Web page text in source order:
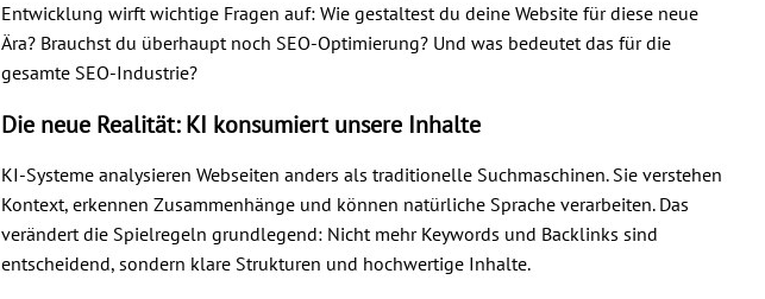
Entwicklung wirft wichtige Fragen auf: Wie gestaltest du deine Website für diese neue
Ära? Brauchst du überhaupt noch SEO-Optimierung? Und was bedeutet das für die
gesamte SEO-Industrie?
Die neue Realität: KI konsumiert unsere Inhalte
KI-Systeme analysieren Webseiten anders als traditionelle Suchmaschinen. Sie verstehen
Kontext, erkennen Zusammenhänge und können natürliche Sprache verarbeiten. Das
verändert die Spielregeln grundlegend: Nicht mehr Keywords und Backlinks sind
entscheidend, sondern klare Strukturen und hochwertige Inhalte.